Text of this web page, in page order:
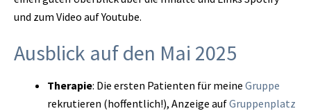
und zum Video auf Youtube.
Ausblick auf den Mai 2025
Therapie: Die ersten Patienten für meine Gruppe
rekrutieren (hoffentlich!), Anzeige aufGruppenplatz